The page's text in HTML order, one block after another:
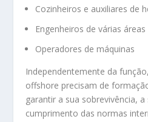
Cozinheiros e auxiliares de
Engenheiros de várias áreas
Operadores de máquinas
Independentemente da
offshore precisam de
garantir a sua sobrevivência,
cumprimento das normas